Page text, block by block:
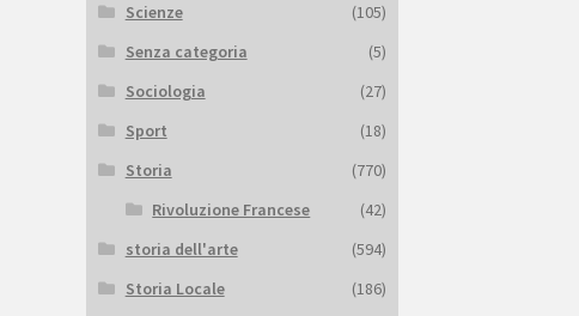
Scienze
(105)
Senza categoria
(5)
Sociologia
(27)
Sport
(18)
Storia
(770)
Rivoluzione Francese
(42)
storia dell'arte
(594)
Storia Locale
(186)